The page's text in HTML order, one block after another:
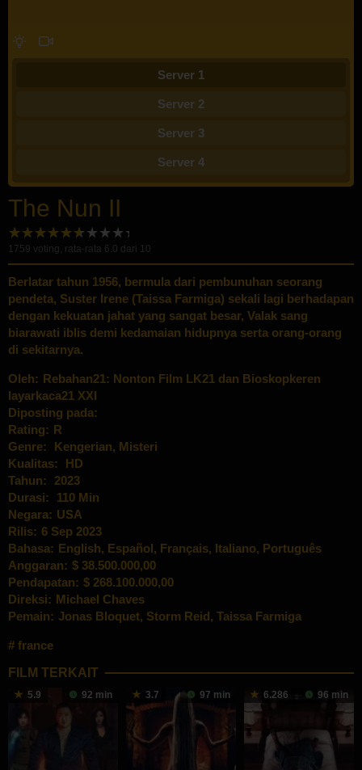
Server 1
Server 2
Server 3
Server 4
The Nun II
1759 voting, rata-rata 6.0 dari 10
Berlatar tahun 1956, bermula dari pembunuhan seorang
pendeta, Suster Irene (Taissa Farmiga) sekali lagi berhadapan
dengan kekuatan jahat yang sangat besar, Valak sang
biarawati iblis demi kedamaian hidupnya serta orang-orang
di sekitarnya.
Oleh: Rebahan21: Nonton Film LK21 dan Bioskopkeren
layarkaca21 XXI
Diposting pada:
Rating: R
Genre:
Kengerian, Misteri
Kualitas:
HD
Tahun:
2023
Durasi:
110 Min
Negara: USA
Rilis: 6 Sep 2023
Bahasa: English, Español, Français, Italiano, Português
Anggaran: $ 38.500.000,00
Pendapatan: $ 268.100.000,00
Direksi: Michael Chaves
Pemain: Jonas Bloquet, Storm Reid, Taissa Farmiga
france
FILM TERKAIT
5.9 92 min 3.7 97 min 6.286 96 min